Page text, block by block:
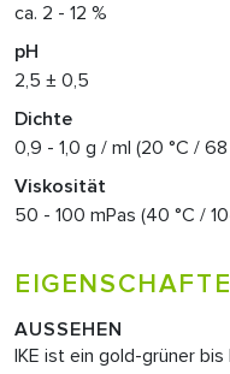
ca. 2 - 12 %
pH
2,5 ± 0,5
Dichte
0,9 - 1,0 g / ml (20 °C / 68
Viskosität
50 - 100 mPas (40 °C /
AUSSEHEN
IKE ist ein gold-grüner